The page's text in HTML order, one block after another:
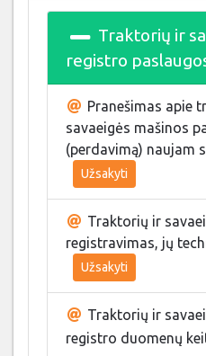
Traktorių ir
registro
Pranešimas apie
savaeigės mašinos
(perdavimą) naujam
Užsakyti
Traktorių ir
registravimas, jų
Užsakyti
Traktorių ir
registro duomenų